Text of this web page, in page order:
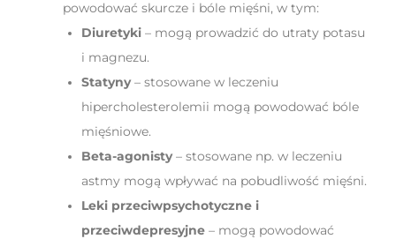
powodować skurcze i bóle mięśni, w tym:
Diuretyki– mogą prowadzić do utraty potasu
i magnezu.
Statyny– stosowane w leczeniu
hipercholesterolemii mogą powodować bóle
mięśniowe.
Beta-agonisty– stosowane np. w leczeniu
astmy mogą wpływać na pobudliwość mięśni.
Leki przeciwpsychotyczne i
przeciwdepresyjne– mogą powodować